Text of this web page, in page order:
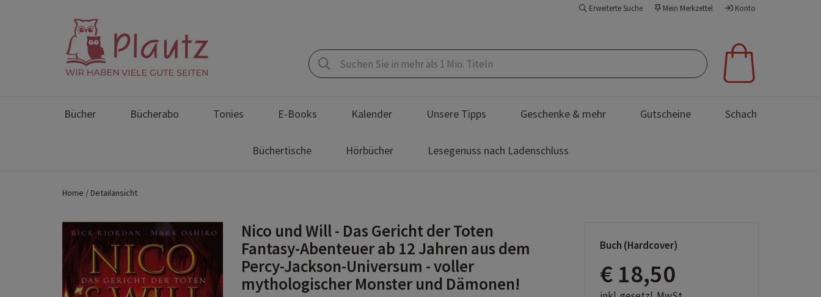
Erweiterte Suche Mein Merkzettel Konto
Bücher Bücherabo Tonies E-Books Kalender Unsere Tipps Geschenke & mehr Gutscheine Schach
Büchertische Hörbücher Lesegenuss nach Ladenschluss
Home Detailansicht
Nico und Will - Das Gericht der Toten
Fantasy-Abenteuer ab 12 Jahren aus dem
Percy-Jackson-Universum - voller
mythologischer Monster und Dämonen!
Buch (Hardcover)
€ 18,50